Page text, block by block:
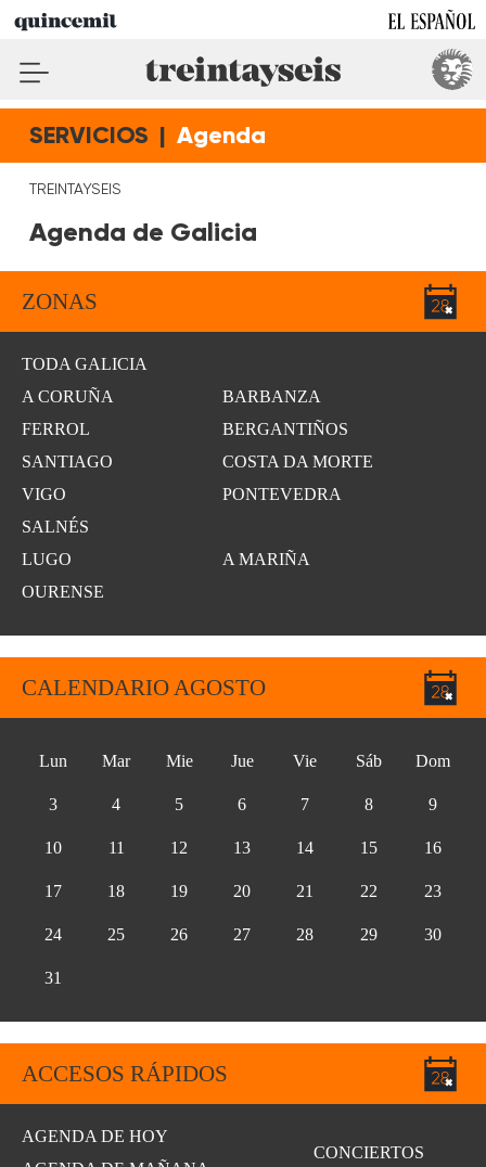
SERVICIOS | Agenda
TREINTAYSEIS
Agenda de Galicia
ZONAS
TODA GALICIA
A CORUÑA
FERROL
SANTIAGO
BARBANZA
BERGANTIÑOS
COSTA DA MORTE
VIGO
SALNÉS
PONTEVEDRA
LUGO
A MARIÑA
OURENSE
CALENDARIO AGOSTO
Lun Mar Mie Jue Vie Sáb Dom
3 4 5 6 7 8 9
10 11 12 13 14 15 16
17 18 19 20 21 22 23
24 25 26 27 28 29 30
31
ACCESOS RÁPIDOS
AGENDA DE HOY
CONCIERTOS